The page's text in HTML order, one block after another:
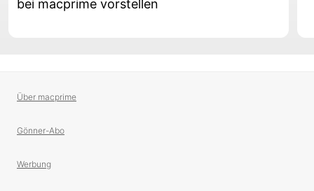
bei macprime vorstellen
Über macprime
Gönner-Abo
Werbung